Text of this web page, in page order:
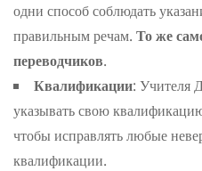
одни способ соблюдать
правильным речам. То же
переводчиков.
Квалификации: Учителя
указывать свою
чтобы исправлять любые
квалификации.